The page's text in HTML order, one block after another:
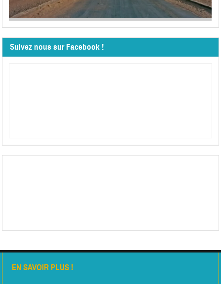
Suivez nous sur Facebook !
EN SAVOIR PLUS !